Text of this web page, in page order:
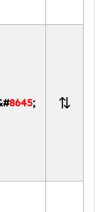
⇅
8645;